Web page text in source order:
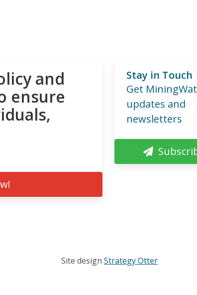
and
ensure
Stay in Touch
Get
updates and
newsletters
Site design Strategy Otter